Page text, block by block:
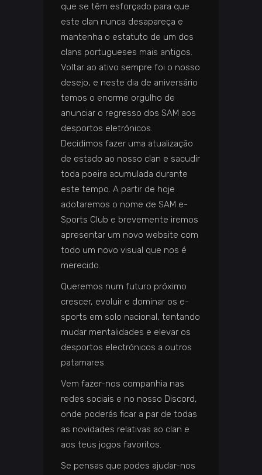
que se têm esforçado para que
este clan nunca desapareça e
mantenha o estatuto de um dos
clans portugueses mais antigos.
Voltar ao ativo sempre foi o nosso
desejo, e neste dia de aniversário
temos o enorme orgulho de
anunciar o regresso dos SAM aos
desportos eletrónicos.
Decidimos fazer uma atualização
de estado ao nosso clan e sacudir
toda poeira acumulada durante
este tempo. A partir de hoje
adotaremos o nome de SAM e-
Sports Club e brevemente iremos
apresentar um novo website com
todo um novo visual que nos é
merecido.
Queremos num futuro próximo
crescer, evoluir e dominar os e-
sports em solo nacional, tentando
mudar mentalidades e elevar os
desportos electrónicos a outros
patamares.
Vem fazer-nos companhia nas
redes sociais e no nosso Discord,
onde poderás ficar a par de todas
as novidades relativas ao clan e
aos teus jogos favoritos.
Se pensas que podes ajudar-nos